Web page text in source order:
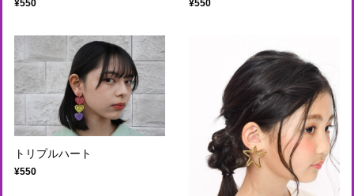
¥550 ¥550
トリプルハート
¥550